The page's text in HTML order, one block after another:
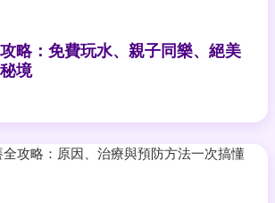
略：免費玩水、親子同樂、絕美
境